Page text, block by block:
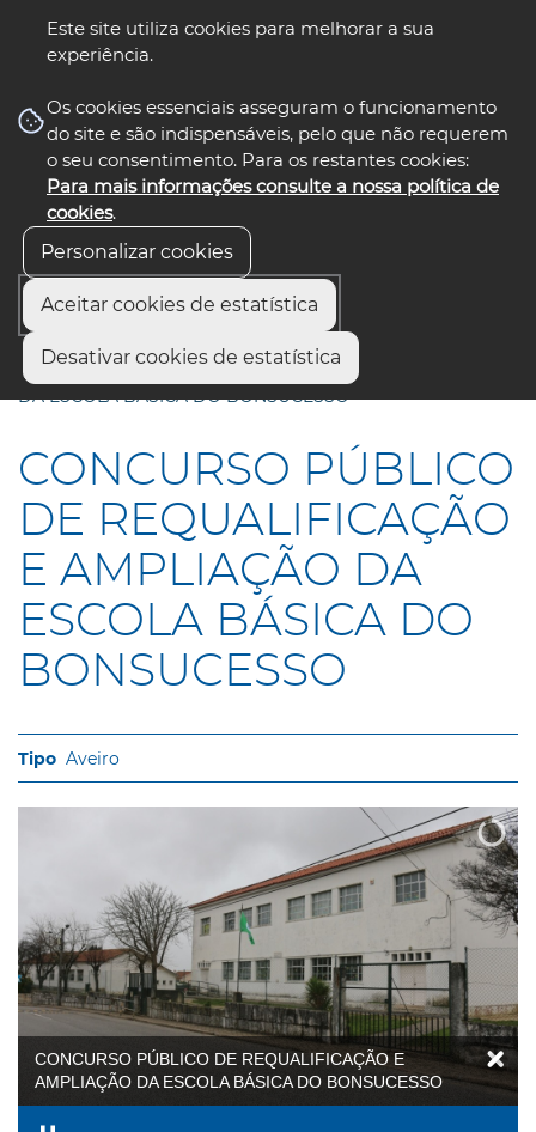
Este site utiliza cookies para melhorar a sua
experiência.
Os cookies essenciais asseguram o funcionamento
do site e são indispensáveis, pelo que não requerem
o seu consentimento. Para os restantes cookies:
Para mais informações consulte a nossa política de
cookies.
Personalizar cookies
Aceitar cookies de estatística
Desativar cookies de estatística
nos select language
Início
CONCURSO PÚBLICO DE REQUALIFICAÇÃO E AMPLIAÇÃO
DA ESCOLA BÁSICA DO BONSUCESSO
CONCURSO PÚBLICO
DE REQUALIFICAÇÃO
E AMPLIAÇÃO DA
ESCOLA BÁSICA DO
BONSUCESSO
Aveiro
CONCURSO PÚBLICO DE REQUALIFICAÇÃO E
AMPLIAÇÃO DA ESCOLA BÁSICA DO BONSUCESSO